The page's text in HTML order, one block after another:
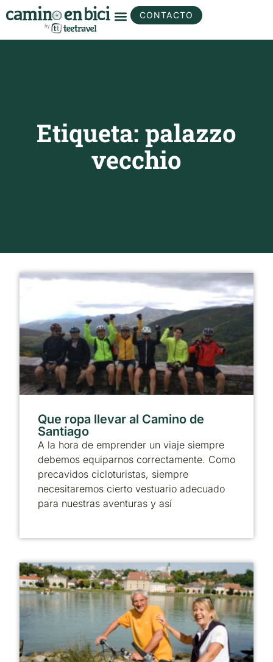
CONTACTO
Etiqueta: palazzo
vecchio
Que ropa llevar al Camino de
Santiago
A la hora de emprender un viaje siempre
debemos equiparnos correctamente. Como
precavidos cicloturistas, siempre
necesitaremos cierto vestuario adecuado
para nuestras aventuras y así